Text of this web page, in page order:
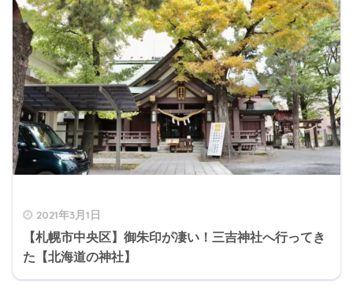
2021年3月1日
【札幌市中央区】御朱印が凄い！三吉神社へ行ってき
た【北海道の神社】